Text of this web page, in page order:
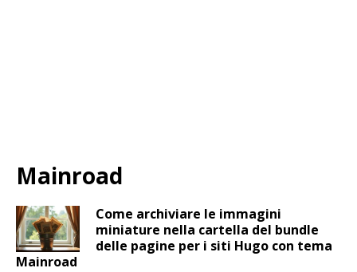
Mainroad
Come archiviare le immagini
miniature nella cartella del bundle
delle pagine per i siti Hugo con tema
Mainroad